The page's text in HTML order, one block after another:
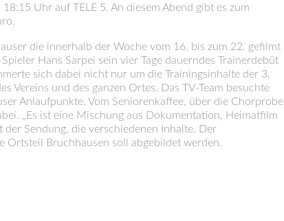
Uhr auf TELE 5. An diesem Abend gibt es zum
die innerhalb der Woche vom 16. bis zum 22. gefilmt
Hans Sarpei sein vier Tage dauerndes Trainerdebüt
sich dabei nicht nur um die Trainingsinhalte der 3.
Vereins und des ganzen Ortes. Das TV-Team besuchte
Anlaufpunkte. Vom Seniorenkaffee, über die Chorprobe
„Es ist eine Mischung aus Dokumentation, Heimatfilm
der Sendung, die verschiedenen Inhalte. Der
Ortsteil Bruchhausen soll abgebildet werden.